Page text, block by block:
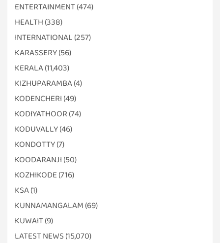
ENTERTAINMENT(474)
HEALTH (338)
INTERNATIONAL (257)
KARASSERY(56)
KERALA(11,403)
KIZHUPARAMBA(4)
KODENCHERI (49)
KODIYATHOOR (74)
KODUVALLY(46)
KONDOTTY(7)
KOODARANJI (50)
KOZHIKODE (716)
KSA(1)
KUNNAMANGALAM (69)
KUWAIT(9)
LATEST NEWS (15,070)